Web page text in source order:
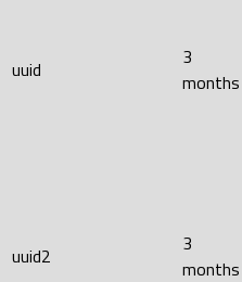
uuid
3
months
uuid2
3
months